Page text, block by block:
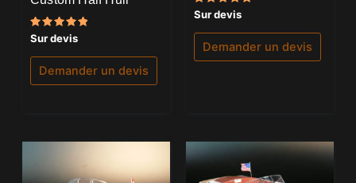
Note
5.00
sur 5
Sur devis
Demander un devis
Note
5.00
sur 5
Sur devis
Demander un devis